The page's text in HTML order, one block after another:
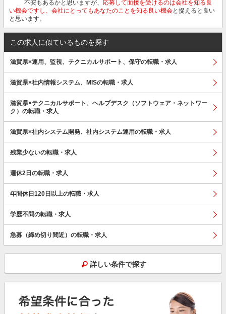
不安もあるかと思いますが、 応募して面接を受けるのは会社を知る良
い機会ですし、会社にとってもあなたのことを知る良い機会と捉えると良い
と思います。
この求人に似ているものを探す
滋賀県×運用、監視、テクニカルサポート、保守の転職・求人
滋賀県×社内情報システム、MISの転職・求人
滋賀県×テクニカルサポート、ヘルプデスク（ソフトウェア・ネットワー
ク）の転職・求人
滋賀県×社内システム開発、社内システム運用の転職・求人
残業少ないの転職・求人
週休2日の転職・求人
年間休日120日以上の転職・求人
学歴不問の転職・求人
急募（締め切り間近）の転職・求人
詳しい条件で探す